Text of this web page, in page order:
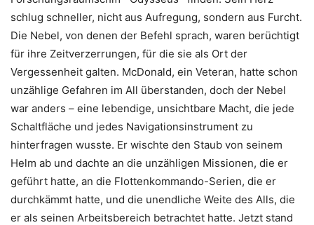
schlug schneller, nicht aus Aufregung, sondern aus Furcht.
Die Nebel, von denen der Befehl sprach, waren berüchtigt
für ihre Zeitverzerrungen, für die sie als Ort der
Vergessenheit galten. McDonald, ein Veteran, hatte schon
unzählige Gefahren im All überstanden, doch der Nebel
war anders – eine lebendige, unsichtbare Macht, die jede
Schaltfläche und jedes Navigationsinstrument zu
hinterfragen wusste. Er wischte den Staub von seinem
Helm ab und dachte an die unzähligen Missionen, die er
geführt hatte, an die Flottenkommando-Serien, die er
durchkämmt hatte, und die unendliche Weite des Alls, die
er als seinen Arbeitsbereich betrachtet hatte. Jetzt stand